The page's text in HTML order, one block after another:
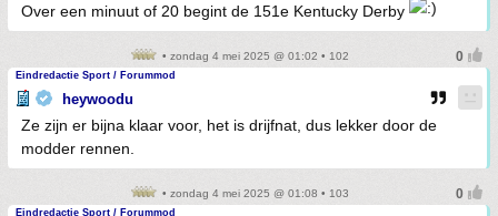
Over een minuut of 20 begint de 151e Kentucky Derby
• zondag 4 mei 2025 @ 01:02 • 102
Eindredactie Sport / Forummod
heywoodu
Ze zijn er bijna klaar voor, het is drijfnat, dus lekker door de
modder rennen.
• zondag 4 mei 2025 @ 01:08 • 103
Eindredactie Sport / Forummod